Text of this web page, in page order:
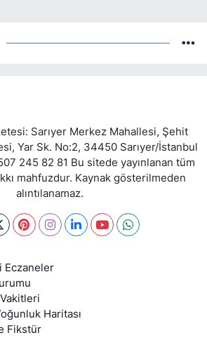
Sarıyer Merkez Mahallesi, Şehit
Yar Sk. No:2, 34450 Sarıyer/İstanbul
245 82 81 Bu sitede yayınlanan tüm
mahfuzdur. Kaynak gösterilmeden
alıntılanamaz.
Eczaneler
Haritası
Fikstür